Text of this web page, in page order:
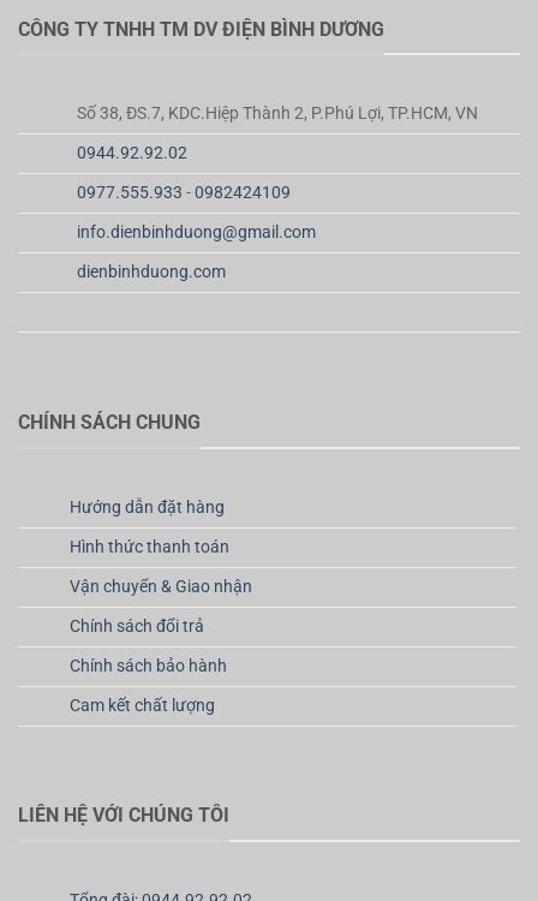
CÔNG TY TNHH TM DV ĐIỆN BÌNH DƯƠNG
Số 38, ĐS.7, KDC.Hiệp Thành 2, P.Phú Lợi, TP.HCM, VN
0944.92.92.02
0977.555.933 -0982424109
info.dienbinhduong@gmail.com
dienbinhduong.com
CHÍNH SÁCH CHUNG
Hướng dẫn đặt hàng
Hình thức thanh toán
Vận chuyển & Giao nhận
Chính sách đổi trả
Chính sách bảo hành
Cam kết chất lượng
LIÊN HỆ VỚI CHÚNG TÔI